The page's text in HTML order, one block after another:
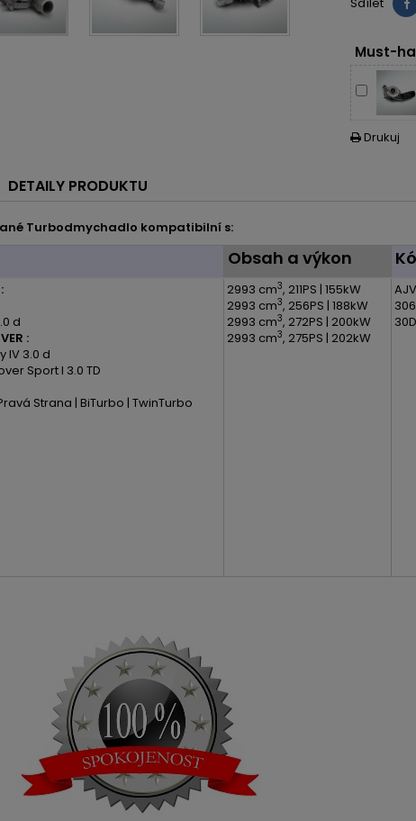
Must-
 Drukuj
DETAILY PRODUKTU
Turbodmychadlo kompatibilní s:
Obsah a výkon
d
:
IV 3.0 d
Sport I 3.0 TD
Strana | BiTurbo | TwinTurbo
2993 cm3, 211PS | 155kW
2993 cm3, 256PS | 188kW
2993 cm3, 272PS | 200kW
2993 cm3, 275PS | 202kW